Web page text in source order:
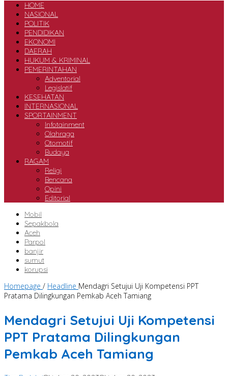
HOME
NASIONAL
POLITIK
PENDIDIKAN
EKONOMI
DAERAH
HUKUM & KRIMINAL
PEMERINTAHAN
Adventorial
Legislatif
KESEHATAN
INTERNASIONAL
SPORTAINMENT
Infotainment
Olahraga
Otomotif
Budaya
RAGAM
Religi
Bencana
Opini
Editorial
Mobil
Sepakbola
Aceh
Parpol
banjir
sumut
korupsi
Homepage / Headline Mendagri Setujui Uji Kompetensi PPT
Pratama Dilingkungan Pemkab Aceh Tamiang
Mendagri Setujui Uji Kompetensi
PPT Pratama Dilingkungan
Pemkab Aceh Tamiang